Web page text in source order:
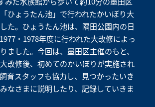
ひょうたん池」で行われたかいぼり大
た。ひょうたん池は、隅田公園内の日
・1978年度に行われた大改修によっ
ました。今回は、墨田区主催のもと、
改修後、初めてのかいぼりが実施され
育スタッフも協力し、見つかったいき
なさまに説明したり、記録していきま